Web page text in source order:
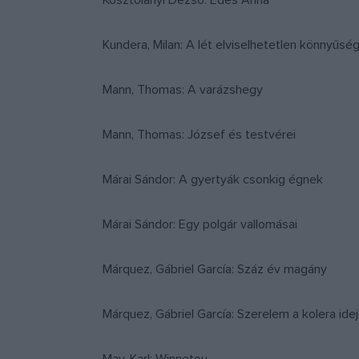
Kundera, Milan: A lét elviselhetetlen
Mann, Thomas: A varázshegy
Mann, Thomas: József és testvérei
Márai Sándor: A gyertyák csonkig égnek
Márai Sándor: Egy polgár vallomásai
Márquez, Gábriel García: Száz év magány
Márquez, Gábriel García: Szerelem a kolera